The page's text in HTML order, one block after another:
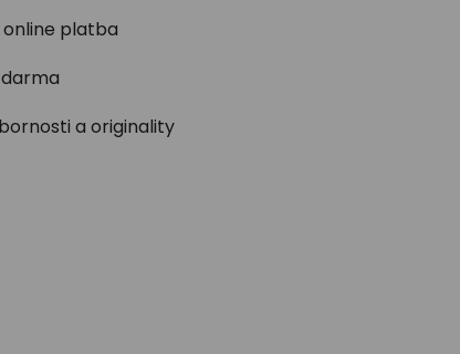
platba
a originality